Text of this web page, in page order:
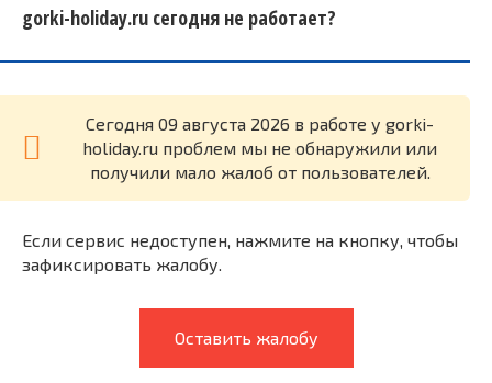
gorki-holiday.ru сегодня не работает?
Cегодня 09 августа 2026 в работе у gorki-
holiday.ru проблем мы не обнаружили или
получили мало жалоб от пользователей.
Если сервис недоступен, нажмите на кнопку, чтобы
зафиксировать жалобу.
Оставить жалобу